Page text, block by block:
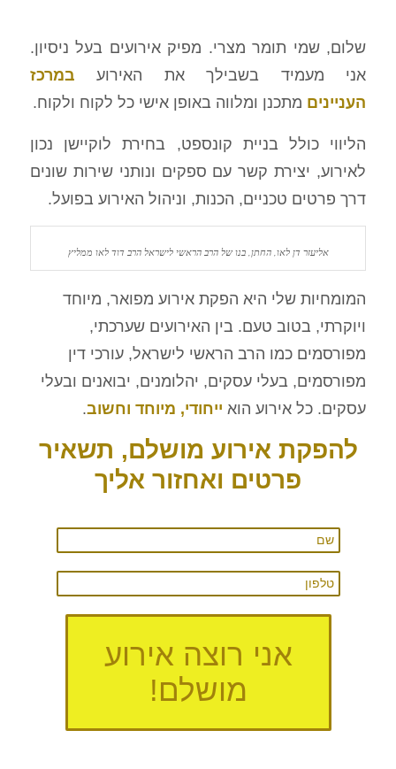
שלום, שמי תומר מצרי. מפיק אירועים בעל ניסיון.
אני מעמיד בשבילך את האירוע במרכז
העניינים מתכנן ומלווה באופן אישי כל לקוח ולקוח.
הליווי כולל בניית קונספט, בחירת לוקיישן נכון
לאירוע, יצירת קשר עם ספקים ונותני שירות שונים
דרך פרטים טכניים, הכנות, וניהול האירוע בפועל.
אליעזר דן לאו, החתן, בנו של הרב הראשי לישראל הרב דוד לאו ממליץ
המומחיות שלי היא הפקת אירוע מפואר, מיוחד
ויוקרתי, בטוב טעם. בין האירועים שערכתי,
מפורסמים כמו הרב הראשי לישראל, עורכי דין
מפורסמים, בעלי עסקים, יהלומנים, יבואנים ובעלי
עסקים. כל אירוע הוא ייחודי, מיוחד וחשוב.
להפקת אירוע מושלם, תשאיר
פרטים ואחזור אליך